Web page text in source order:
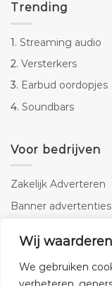
Wij
We gebruiken
Trending
1. Streaming audio
2. Versterkers
3. Earbud oordopjes
4. Soundbars
Voor bedrijven
Zakelijk Adverteren
Banner advertenties
SEO copywriting